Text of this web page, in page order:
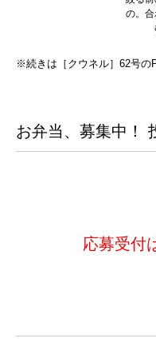
の。
※続きは［クウネル］62号の
お弁当、募集中！
応募受付